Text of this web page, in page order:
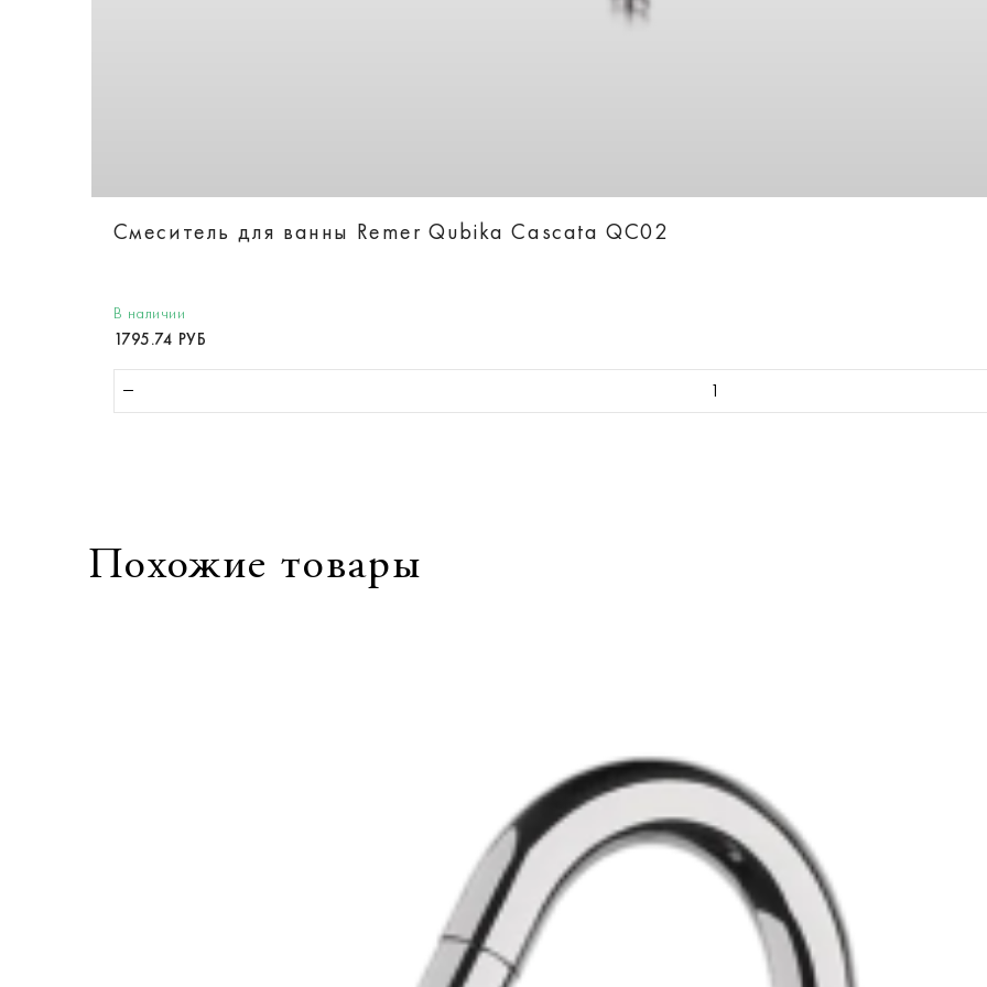
Смеситель для ванны Remer Qubika Cascata QC02
В наличии
1795.74 РУБ
Похожие товары